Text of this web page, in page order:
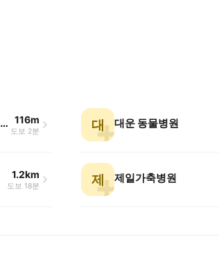
우진동물병원(출장진료전문병원) 116m
도보 2분 대 대운 동물병원
1.2km
도보 18분 제 제일가축병원